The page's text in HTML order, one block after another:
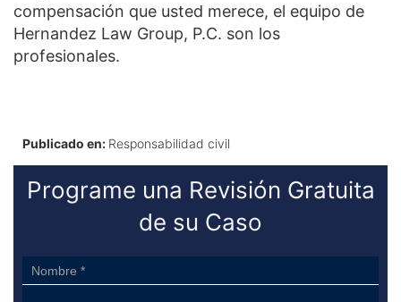
compensación que usted merece, el equipo de
Hernandez Law Group, P.C. son los
profesionales.
Publicado en: Responsabilidad civil
Programe una Revisión Gratuita
de su Caso
Sidebar
Form